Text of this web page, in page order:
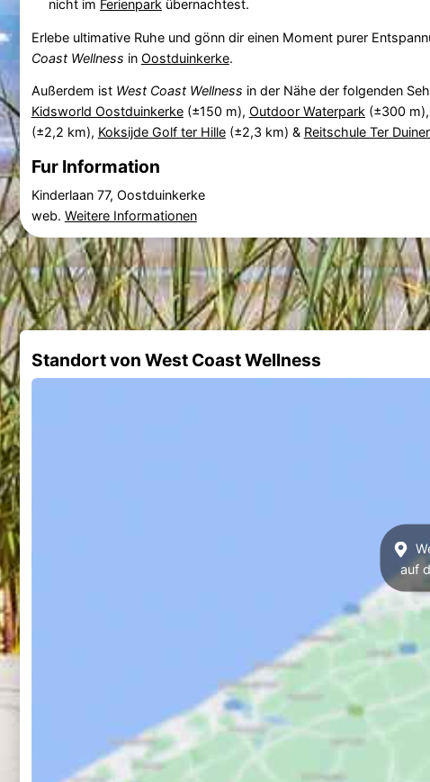
nicht im Ferienpark übernachtest.
Erlebe ultimative Ruhe und gönn dir einen Moment purer
Coast Wellness in Oostduinkerke.
Außerdem ist West Coast Wellness in der Nähe der folgenden
Kidsworld Oostduinkerke(±150 m), Outdoor Waterpark (±300 m),
(±2,2 km), Koksijde Golf ter Hille(±2,3 km) & Reitschule Ter
Fur Information
Kinderlaan 77, Oostduinkerke
web. Weitere Informationen
Standort von West Coast Wellness
auf